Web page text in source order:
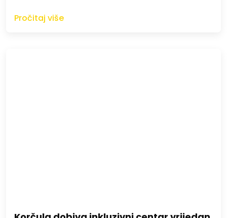
Pročitaj više